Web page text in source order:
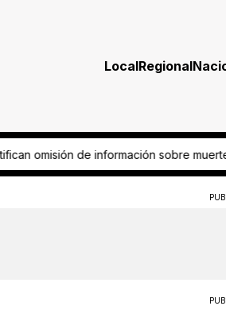
LocalRegional
muerte de delegado de La Sandía;